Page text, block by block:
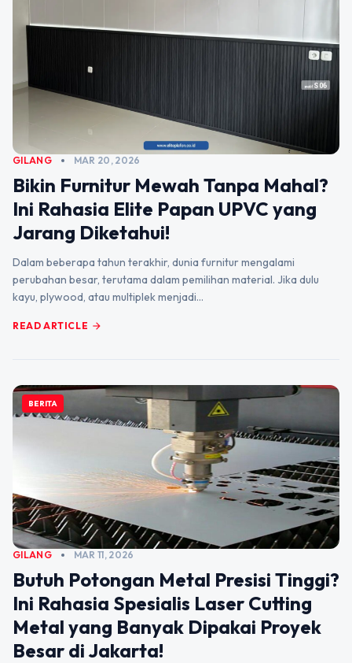
GILANG MAR 20, 2026
Bikin Furnitur Mewah Tanpa Mahal?
Ini Rahasia Elite Papan UPVC yang
Jarang Diketahui!
Dalam beberapa tahun terakhir, dunia furnitur mengalami
perubahan besar, terutama dalam pemilihan material. Jika dulu
kayu, plywood, atau multiplek menjadi…
READ ARTICLE arrow_forward
BERITA
GILANG MAR 11, 2026
Butuh Potongan Metal Presisi Tinggi?
Ini Rahasia Spesialis Laser Cutting
Metal yang Banyak Dipakai Proyek
Besar di Jakarta!